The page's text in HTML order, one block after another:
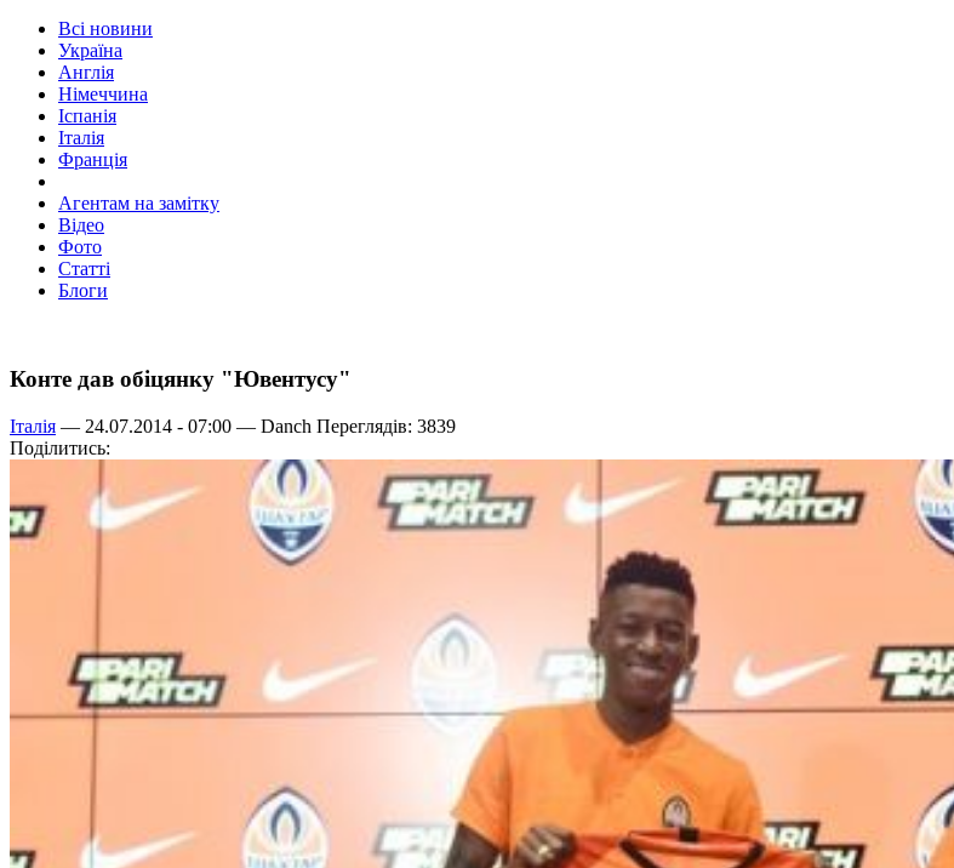
Всі новини
Україна
Англія
Німеччина
Іспанія
Італія
Франція
Агентам на замітку
Відео
Фото
Статті
Блоги
Конте дав обіцянку "Ювентусу"
Італія — 24.07.2014 - 07:00 — Danch Переглядів: 3839
Поділитись: